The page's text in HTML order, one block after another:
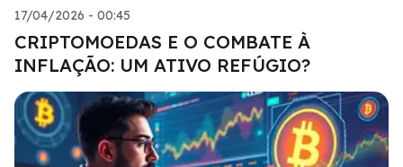
17/04/2026 - 00:45
CRIPTOMOEDAS E O COMBATE À
INFLAÇÃO: UM ATIVO REFÚGIO?